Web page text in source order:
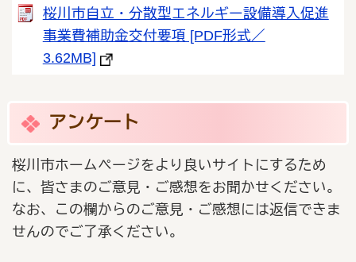
桜川市自立・分散型エネルギー設備導入促進
事業費補助金交付要項 [PDF形式／
3.62MB]
アンケート
桜川市ホームページをより良いサイトにするため
に、皆さまのご意見・ご感想をお聞かせください。
なお、この欄からのご意見・ご感想には返信できま
せんのでご了承ください。